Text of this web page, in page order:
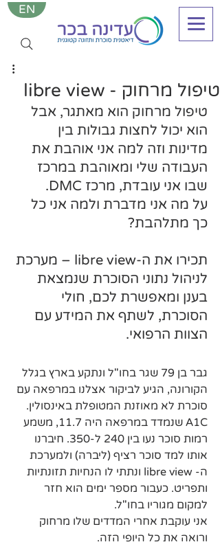
EN
טיפול מרחוק - libre view
טיפול מרחוק הוא מאתגר, אבל
הוא יכול לחצות גבולות בין
מדינות וזה למה אני אוהבת את
העבודה שלי ומאוהבת במרכז
שבו אני עובדת, מרכז DMC.
על מה אני מדברת ולמה אני כל
כך מתלהבת?
תכירו את ה-libre view – מערכת
לניהול נתוני הסוכרת שנמצאת
בענן ומאפשרת לכם, חולי
הסוכרת, לשתף את המידע עם
הצוות הרפואי.
גבר בן 79 שגר בחו"ל ונתקע בארץ בגלל
הקורונה, הגיע לביקור אצלנו במרפאה עם
סוכרת לא מאוזנת המטופלת באינסולין.
A1C שנמדד במרפאה היה 11.7, משמע
רמות סוכר נעו בין 240 ל-350. חיברנו
אותו למד סוכר רציף (ליברה) ולמערכת
ה- libre view ונתתי לו הנחיות תזונתיות
ותפריט. כעבור מספר ימים הוא חזר
למקום מגוריו בחו"ל.
אני עוקבת אחרי המדדים שלו מרחוק
ורואה את כל היופי הזה.